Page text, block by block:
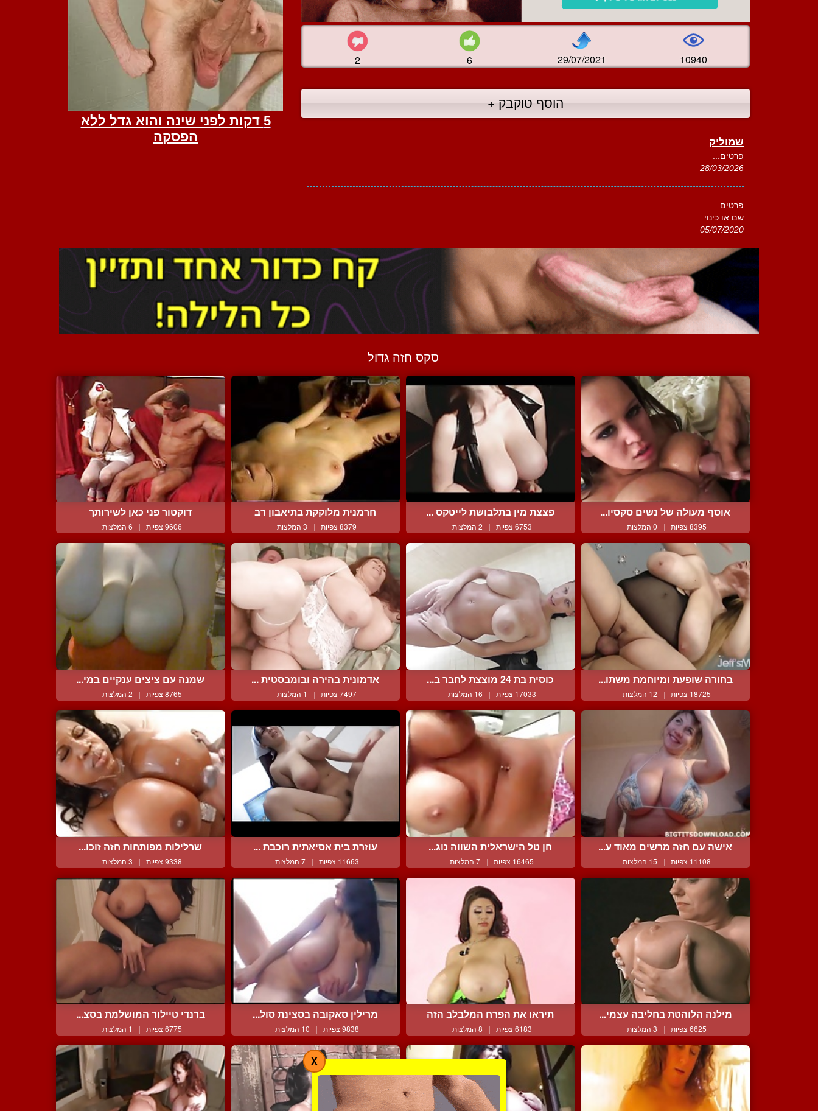
2 6 29/07/2021 10940
הוסף טוקבק +
שמוליק
פרטים...
28/03/2026
פרטים...
שם או כינוי
05/07/2020
סקס חזה גדול
אוסף מעולה של נשים סקסיו...
8395 צפיות | 0 המלצות
פצצת מין בתלבושת לייטקס ...
6753 צפיות | 2 המלצות
חרמנית מלוקקת בתיאבון רב
8379 צפיות | 3 המלצות
דוקטור פני כאן לשירותך
9606 צפיות | 6 המלצות
בחורה שופעת ומיוחמת משתו...
18725 צפיות | 12 המלצות
כוסית בת 24 מוצצת לחבר ב...
17033 צפיות | 16 המלצות
אדמונית בהירה ובומבסטית ...
7497 צפיות | 1 המלצות
שמנה עם ציצים ענקיים במי...
8765 צפיות | 2 המלצות
אישה עם חזה מרשים מאוד ע...
11108 צפיות | 15 המלצות
חן טל הישראלית השווה נוג...
16465 צפיות | 7 המלצות
עוזרת בית אסיאתית רוכבת ...
11663 צפיות | 7 המלצות
שרלילות מפותחות חזה זוכו...
9338 צפיות | 3 המלצות
מילנה הלוהטת בחליבה עצמי...
6625 צפיות | 3 המלצות
תיראו את הפרח המלבלב הזה
6183 צפיות | 8 המלצות
מרילין סאקובה בסצינת סול...
9838 צפיות | 10 המלצות
ברנדי טיילור המושלמת בסצ...
6775 צפיות | 1 המלצות
X